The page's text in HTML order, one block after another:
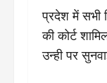
प्रदेश में सभी
की कोर्ट
उन्ही पर